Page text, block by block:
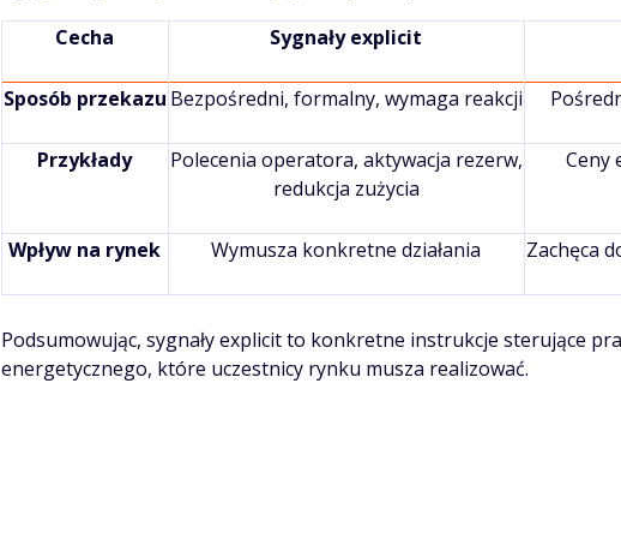
Cecha Sygnały explicit
Sposób przekazu Bezpośredni, formalny, wymaga reakcji
Przykłady
Polecenia operatora, aktywacja rezerw,
redukcja zużycia
Ceny
Wpływ na rynek Wymusza konkretne działania Zachęca
Podsumowując, sygnały explicit to konkretne instrukcje sterujące
energetycznego, które uczestnicy rynku musza realizować.